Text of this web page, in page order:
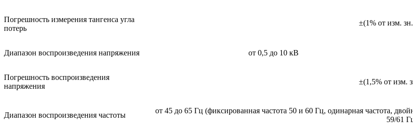
Погрешность измерения тангенса угла
потерь
±(1% от изм. зн.
Диапазон воспроизведения напряжения от 0,5 до 10 кВ
Погрешность воспроизведения
напряжения
±(1,5% от изм.
Диапазон воспроизведения частоты
от 45 до 65 Гц (фиксированная частота 50 и 60 Гц, одинарная частота,
59/61